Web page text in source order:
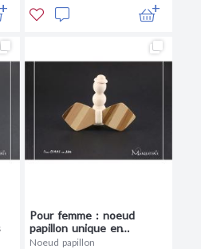
Pour femme : noeud
papillon unique en
patchwork bois
Noeud papillon